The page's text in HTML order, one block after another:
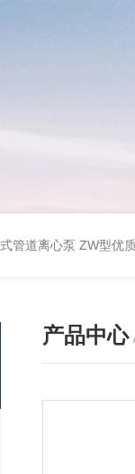
管道离心泵 ZW型优
产品中心